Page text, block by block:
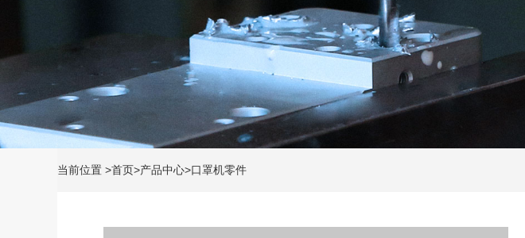
当前位置 >首页>产品中心>口罩机零件